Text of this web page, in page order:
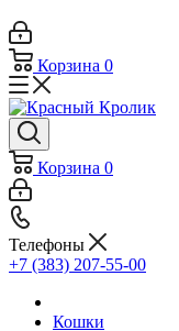
Корзина 0
Корзина 0
Телефоны
+7 (383) 207-55-00
Кошки